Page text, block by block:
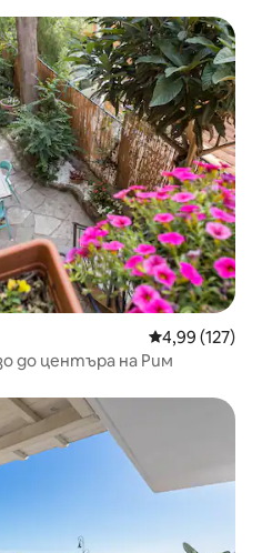
Средна
4,99 (127)
до центъра на Рим